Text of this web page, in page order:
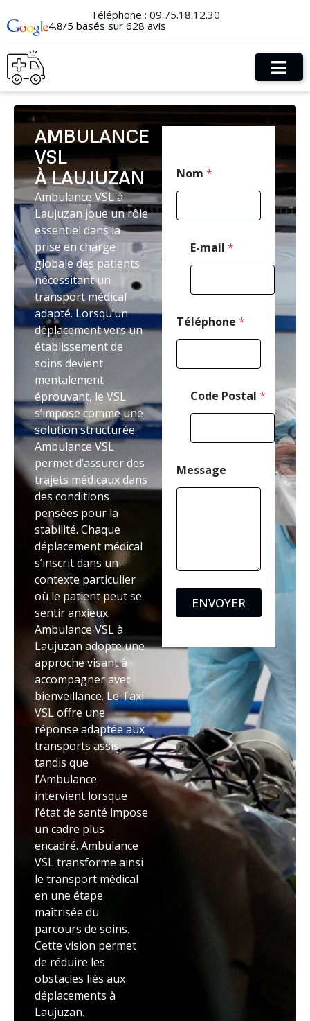
Téléphone : 09.75.18.12.30
4.8/5 basés sur 628 avis
AMBULANCE
VSL
À LAUJUZAN
Ambulance VSL à
Laujuzan joue un rôle
essentiel dans la
prise en charge
globale des patients
nécessitant un
transport médical
adapté. Lorsqu’un
déplacement vers un
établissement de
soins devient
mentalement
éprouvant, le VSL
s’impose comme une
solution structurée.
Ambulance VSL
permet d’assurer des
trajets médicaux dans
des conditions
pensées pour la
stabilité. Chaque
déplacement médical
s’inscrit dans un
contexte particulier
où le patient peut se
sentir anxieux.
Ambulance VSL à
Laujuzan adopte une
approche visant à
accompagner avec
bienveillance. Le Taxi
VSL offre une
réponse adaptée aux
transports assis,
tandis que
l’Ambulance
intervient lorsque
l’état de santé impose
un cadre plus
encadré. Ambulance
VSL transforme ainsi
le transport médical
en une étape
maîtrisée du
parcours de soins.
Cette vision permet
de réduire les
obstacles liés aux
déplacements à
Laujuzan.
o
m
é
*
Nom *
E-mail *
Téléphone *
Code Postal *
Message
ENVOYER